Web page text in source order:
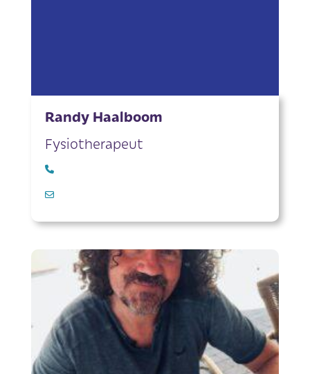
Randy Haalboom
Fysiotherapeut